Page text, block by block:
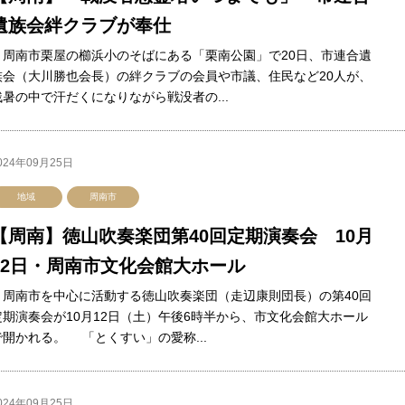
族会絆クラブが奉仕
南市栗屋の櫛浜小のそばにある「栗南公園」で20日、市連合遺
（大川勝也会長）の絆クラブの会員や市議、住民など20人が、
の中で汗だくになりながら戦没者の...
年09月25日
地域 周南市
周南】徳山吹奏楽団第40回定期演奏会 10月
日・周南市文化会館大ホール
南市を中心に活動する徳山吹奏楽団（走辺康則団長）の第40回
期演奏会が10月12日（土）午後6時半から、市文化会館大ホール
開かれる。 「とくすい」の愛称...